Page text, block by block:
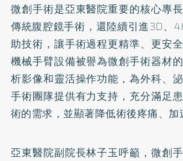
微創手術是亞東醫院重要的核心專
傳統腹腔鏡手術，還陸續引進3D、
助技術，讓手術過程更精準、更安
機械手臂設備被譽為微創手術器材
析影像和靈活操作功能，為外科、
手術團隊提供有力支持，充分滿足
術的需求，並顯著降低術後疼痛、加
亞東醫院副院長林子玉呼籲，微創